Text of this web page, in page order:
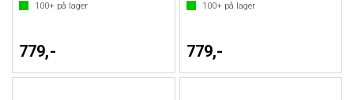
100+ på lager
779,-
100+på lager
779,-